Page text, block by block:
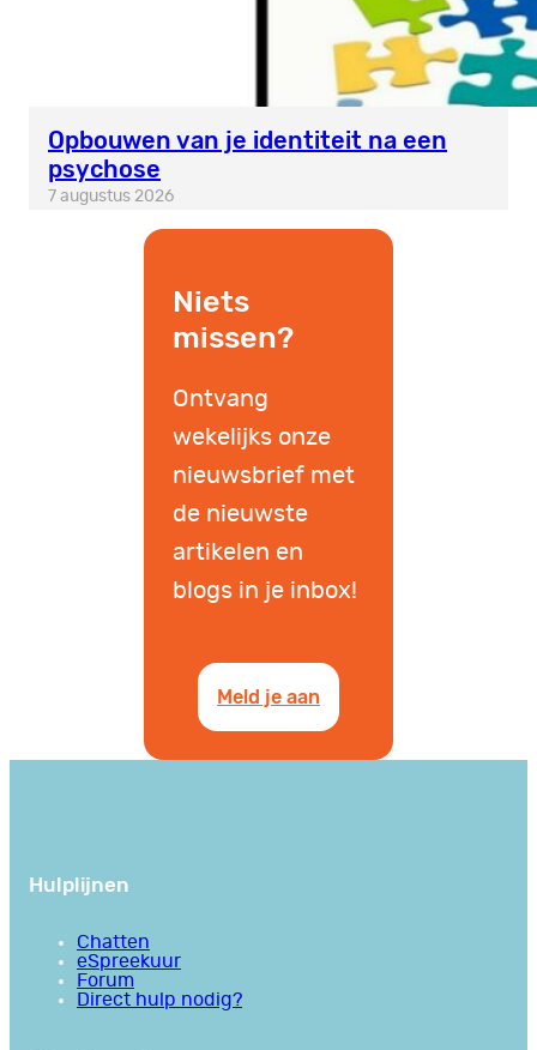
Opbouwen van je identiteit na een
psychose
7 augustus 2026
Niets
missen?
Ontvang
wekelijks onze
nieuwsbrief met
de nieuwste
artikelen en
blogs in je inbox!
Meld je aan
Hulplijnen
Chatten
eSpreekuur
Forum
Direct hulp nodig?